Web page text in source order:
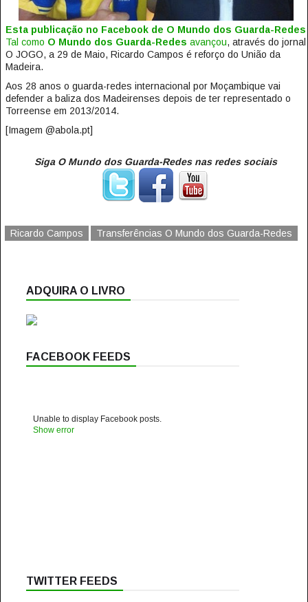
Esta publicação no Facebook de O Mundo dos Guarda-Redes
Tal como O Mundo dos Guarda-Redes avançou, através do jornal
O JOGO, a 29 de Maio, Ricardo Campos é reforço do União da
Madeira.
Aos 28 anos o guarda-redes internacional por Moçambique vai
defender a baliza dos Madeirenses depois de ter representado o
Torreense em 2013/2014.
[Imagem @abola.pt]
Siga O Mundo dos Guarda-Redes nas redes sociais
Ricardo Campos Transferências O Mundo dos Guarda-Redes
ADQUIRA O LIVRO
FACEBOOK FEEDS
Unable to display Facebook posts.
Show error
TWITTER FEEDS